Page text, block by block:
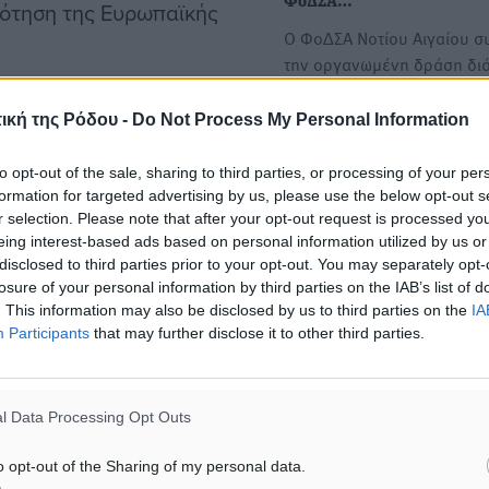
της Ρόδου - Do Not Process My Personal Information
opt-out of the sale, sharing to third parties, or processing of your
for targeted advertising by us, please use the below opt-out
selection. Please note that after your opt-out request is processed
interest-based ads based on personal information utilized by us
to third parties prior to your opt-out. You may separately
of your personal information by third parties on the IAB’s list of
This information may also be disclosed by us to third parties on the
Participants that may further disclose it to other third parties.
Data Processing Opt Outs
opt-out of the Sharing of my personal data.
της Ευρωπαϊκής
σε Σύρο και
– 18:00
– 18:00
Ο ΦοΔΣΑ Νοτίου Αιγαίου
την οργανωμένη δράση
κομποστοποιητών σε
τον ΦοΔΣΑ Νοτίου
πιο Green θα κάνεις φέτος
Ο ΦοΔΣΑ Νοτίου Αιγαίου
δυναμικά την εκτεταμένη
διανομής οικιακών
κομποστοποιητών…
τον ΦοΔΣΑ Νοτίου